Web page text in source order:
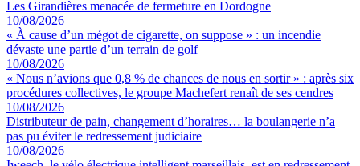
Les Girandières menacée de fermeture en Dordogne
10/08/2026
« À cause d’un mégot de cigarette, on suppose » : un incendie
dévaste une partie d’un terrain de golf
10/08/2026
« Nous n’avions que 0,8 % de chances de nous en sortir » : après six
procédures collectives, le groupe Machefert renaît de ses cendres
10/08/2026
Distributeur de pain, changement d’horaires… la boulangerie n’a
pas pu éviter le redressement judiciaire
10/08/2026